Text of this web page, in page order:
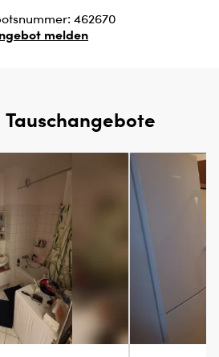
462670
melden